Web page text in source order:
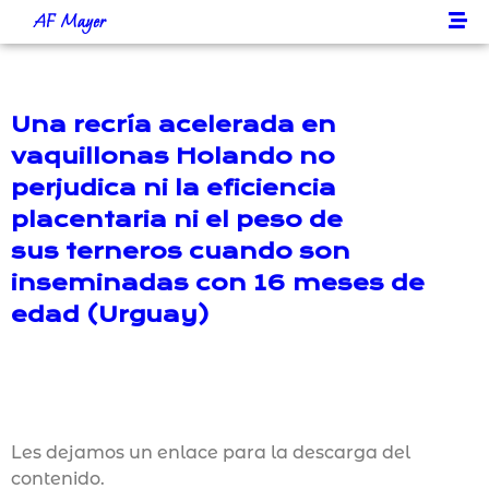
AF Mayer
Una recría acelerada en
vaquillonas Holando no
perjudica ni la eficiencia
placentaria ni el peso de
sus terneros cuando son
inseminadas con 16 meses de
edad (Urguay)
Les dejamos un enlace para la descarga del
contenido.